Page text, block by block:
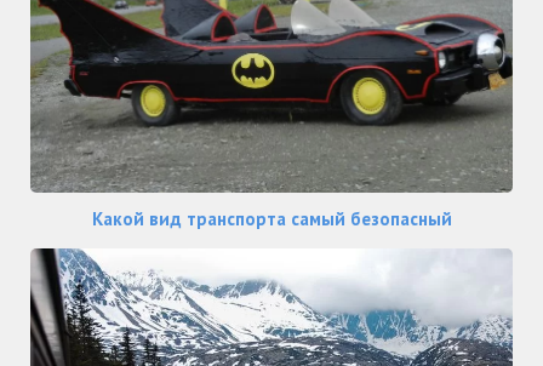
Какой вид транспорта самый безопасный